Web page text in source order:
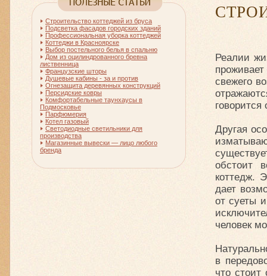
Реалии
свежего
говорится
Другая
обстоит
коттедж.
дает
от суеты
человек
в
что стоит
Строительство коттеджей из бруса
Подсветка фасадов городских зданий
Профессиональная уборка коттеджей
Коттеджи в Красноярске
Выбор постельного белья в спальню
Дом из оцилиндрованного бревна
лиственница
Французские шторы
Душевые кабины - за и против
Огнезащита деревянных конструкций
Персидские ковры
Комфортабельные таунхаусы в
Подмосковье
Парфюмерия
Котел газовый
Светодиодные светильники для
производства
Магазинные вывески — лицо любого
бренда